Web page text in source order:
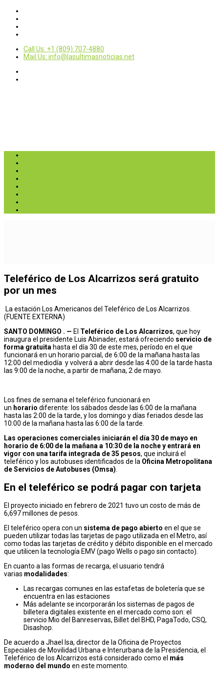
Call Us: +1 (809) 707-4880
Mail Us: info@lasultimasnoticias.net
Teleférico de Los Alcarrizos será gratuito
por un mes
La estación Los Americanos del Teleférico de Los Alcarrizos.
(FUENTE EXTERNA)
SANTO DOMINGO . — El Teleférico de Los Alcarrizos, que hoy
inaugura el presidente Luis Abinader, estará ofreciendo servicio de
forma gratuita hasta el día 30 de este mes, período en el que
funcionará en un horario parcial, de 6:00 de la mañana hasta las
12:00 del mediodía y volverá a abrir desde las 4:00 de la tarde hasta
las 9:00 de la noche, a partir de mañana, 2 de mayo.
Los fines de semana el teleférico funcionará en
un horario diferente: los sábados desde las 6:00 de la mañana
hasta las 2:00 de la tarde, y los domingo y días feriados desde las
10:00 de la mañana hasta las 6:00 de la tarde.
Las operaciones comerciales iniciarán el día 30 de mayo en
horario de 6:00 de la mañana a 10:30 de la noche y entrará en
vigor con una tarifa integrada de 35 pesos, que incluirá el
teleférico y los autobuses identificados de la Oficina Metropolitana
de Servicios de Autobuses (Omsa)
En el teleférico se podrá pagar con tarjeta
El proyecto iniciado en febrero de 2021 tuvo un costo de más de
6,697 millones de pesos.
El teleférico opera con un sistema de pago abierto en el que se
pueden utilizar todas las tarjetas de pago utilizada en el Metro, así
como todas las tarjetas de crédito y débito disponible en el mercado
que utilicen la tecnología EMV (pago Wells o pago sin contacto).
En cuanto a las formas de recarga, el usuario tendrá
varias modalidades:
Las recargas comunes en las estafetas de boletería que se
encuentra en las estaciones
Más adelante se incorporarán los sistemas de pagos de
billetera digitales existente en el mercado como son: el
servicio Mio del Banreservas, Billet del BHD, PagaTodo, CSQ,
Disashop.
De acuerdo a Jhael Isa, director de la Oficina de Proyectos
Especiales de Movilidad Urbana e Interurbana de la Presidencia, el
Teleférico de los Alcarrizos está considerado como el más
moderno del mundo en este momento.